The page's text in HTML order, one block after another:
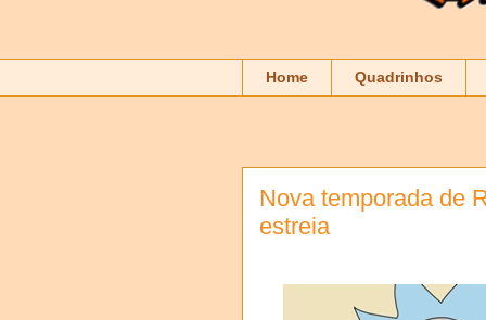
Home Quadrinhos
Nova temporada de
estreia